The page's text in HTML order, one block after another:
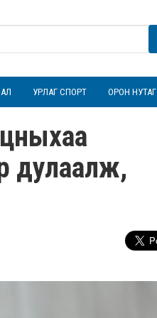
УРЛАГ СПОРТ ОРОН НУТАГ
дулаалж,